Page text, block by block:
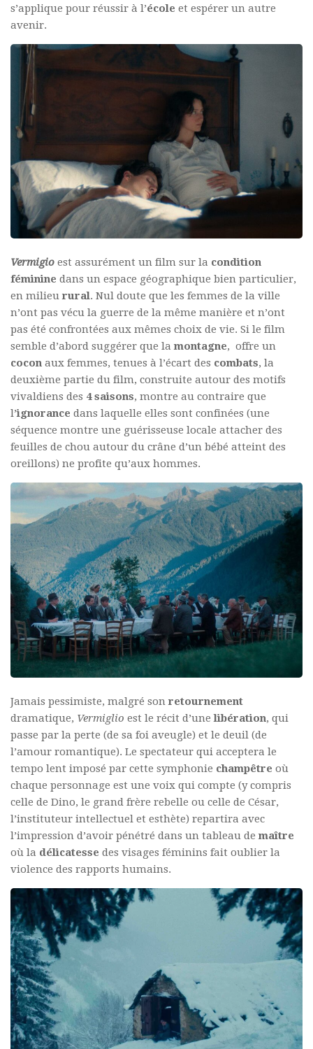
s’applique pour réussir à l’école et espérer un autre
avenir.
Vermigio est assurément un film sur la condition
féminine dans un espace géographique bien particulier,
en milieurural. Nul doute que les femmes de la ville
n’ont pas vécu la guerre de la même manière et n’ont
pas été confrontées aux mêmes choix de vie. Si le film
semble d’abord suggérer que lamontagne, offre un
cocon aux femmes, tenues à l’écart des combats, la
deuxième partie du film, construite autour des motifs
vivaldiens des 4 saisons, montre au contraire que
l’ignorance dans laquelle elles sont confinées (une
séquence montre une guérisseuse locale attacher des
feuilles de chou autour du crâne d’un bébé atteint des
oreillons) ne profite qu’aux hommes.
Jamais pessimiste, malgré sonretournement
dramatique, Vermiglio est le récit d’unelibération, qui
passe par la perte (de sa foi aveugle) et le deuil (de
l’amour romantique). Le spectateur qui acceptera le
tempo lent imposé par cette symphonie champêtre où
chaque personnage est une voix qui compte (y compris
celle de Dino, le grand frère rebelle ou celle de César,
l’instituteur intellectuel et esthète) repartira avec
l’impression d’avoir pénétré dans un tableau demaître
où la délicatesse des visages féminins fait oublier la
violence des rapports humains.